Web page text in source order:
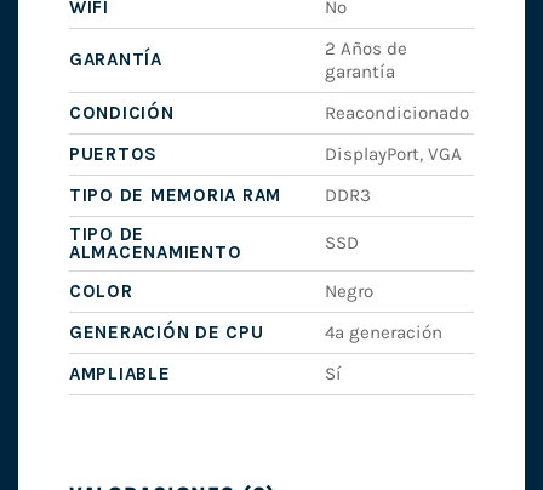
WIFI
No
GARANTÍA
2 Años de
garantía
CONDICIÓN
Reacondicionado
PUERTOS
DisplayPort, VGA
TIPO DE MEMORIA RAM
DDR3
TIPO DE
ALMACENAMIENTO
SSD
COLOR
Negro
GENERACIÓN DE CPU
4ª generación
AMPLIABLE
Sí